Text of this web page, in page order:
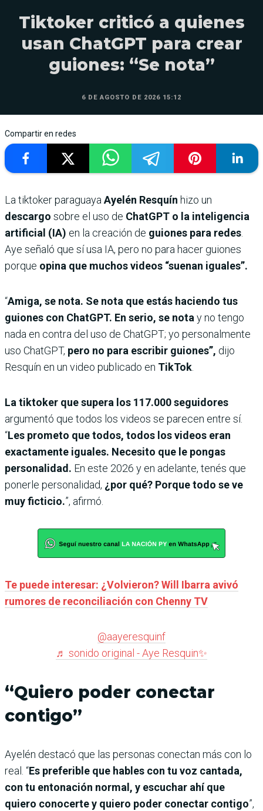
Tiktoker criticó a quienes
usan ChatGPT para crear
guiones: “Se nota”
6 DE AGOSTO DE 2026 15:12
Compartir en redes
La tiktoker paraguayaAyelén Resquín hizo un
descargo sobre el uso de ChatGPT o la inteligencia
artificial (IA) en la creación de guiones para redes.
Aye señaló que sí usa IA, pero no para hacer guiones
porque opina que muchos videos “suenan iguales”.
“Amiga, se nota. Se nota que estás haciendo tus
guiones con ChatGPT. En serio, se notay no tengo
nada en contra del uso de ChatGPT; yo personalmente
uso ChatGPT, pero no para escribir guiones”, dijo
Resquín en un video publicado en TikTok.
La tiktoker que supera los 117.000 seguidores
argumentó que todos los videos se parecen entre sí.
“Les prometo que todos, todos los videos eran
exactamente iguales. Necesito que le pongas
personalidad. En este 2026 y en adelante, tenés que
ponerle personalidad, ¿por qué? Porque todo se ve
muy ficticio.”, afirmó.
Te puede interesar: ¿Volvieron? Will Ibarra avivó
rumores de reconciliación con Chenny TV
@aayeresquinf
♬ sonido original - Aye Resquin✨
“Quiero poder conectar
contigo”
Ayelén destacó que las personas conectan más con lo
real. “Es preferible que hables con tu voz cantada,
con tu entonación normal, y escuchar ahí que
quiero conocerte y quiero poder conectar contigo”,